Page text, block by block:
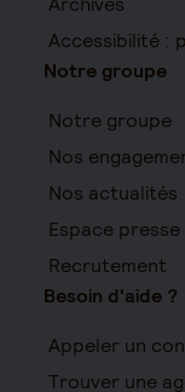
Accessibilité :
Notre groupe
Notre groupe
Nos
Nos actualités
Espace presse
Recrutement
Besoin d'aide ?
Appeler un
Trouver une